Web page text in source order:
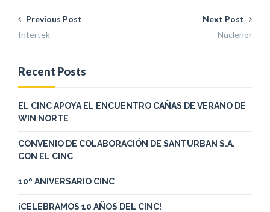
Previous Post
Intertek
Next Post
Nuclenor
Recent Posts
EL CINC APOYA EL ENCUENTRO CAÑAS DE VERANO DE
WIN NORTE
CONVENIO DE COLABORACIÓN DE SANTURBAN S.A.
CON EL CINC
10º ANIVERSARIO CINC
¡CELEBRAMOS 10 AÑOS DEL CINC!